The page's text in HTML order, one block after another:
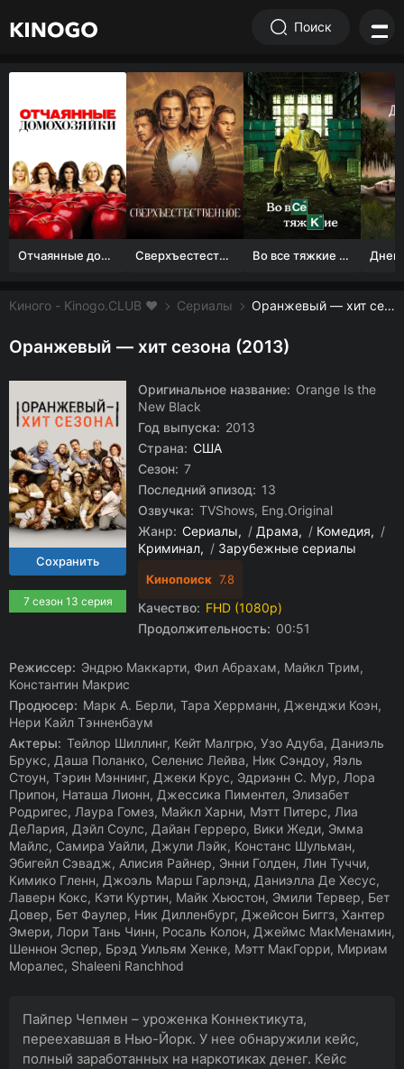
Поиск
Отчаянные домохозяйки (1 сезон) Сверхъестественное Во все тяжкие 1-5 сезон
Киного - Kinogo.CLUB ❤️ Сериалы Оранжевый — хит сезона смотреть онлайн бесплатно
Оранжевый — хит сезона (2013)
7 сезон 13 серия
Оригинальное название: Orange Is the
New Black
Год выпуска: 2013
Страна: США
Сезон: 7
Последний эпизод: 13
Озвучка: TVShows, Eng.Original
Жанр: Сериалы / Драма / Комедия
/
Криминал
/ Зарубежные сериалы
Кинопоиск 7.8
Качество: FHD (1080p)
Продолжительность: 00:51
Режиссер: Эндрю Маккарти, Фил Абрахам, Майкл Трим,
Константин Макрис
Продюсер: Марк А. Берли, Тара Херрманн, Дженджи Коэн,
Нери Кайл Тэнненбаум
Актеры: Тейлор Шиллинг, Кейт Малгрю, Узо Адуба, Даниэль
Брукс, Даша Поланко, Селенис Лейва, Ник Сэндоу, Яэль
Стоун, Тэрин Мэннинг, Джеки Крус, Эдриэнн С. Мур, Лора
Припон, Наташа Лионн, Джессика Пиментел, Элизабет
Родригес, Лаура Гомез, Майкл Харни, Мэтт Питерс, Лиа
ДеЛария, Дэйл Соулс, Дайан Герреро, Вики Жеди, Эмма
Майлс, Самира Уайли, Джули Лэйк, Констанс Шульман,
Эбигейл Сэвадж, Алисия Райнер, Энни Голден, Лин Туччи,
Кимико Гленн, Джоэль Марш Гарлэнд, Даниэлла Де Хесус,
Лаверн Кокс, Кэти Куртин, Майк Хьюстон, Эмили Тервер, Бет
Довер, Бет Фаулер, Ник Дилленбург, Джейсон Биггз, Хантер
Эмери, Лори Тань Чинн, Росаль Колон, Джеймс МакМенамин,
Шеннон Эспер, Брэд Уильям Хенке, Мэтт МакГорри, Мириам
Моралес, Shaleeni Ranchhod
Пайпер Чепмен – уроженка Коннектикута,
переехавшая в Нью-Йорк. У нее обнаружили кейс,
полный заработанных на наркотиках денег. Кейс